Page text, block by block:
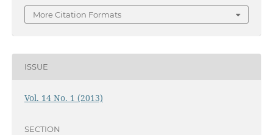
More Citation Formats
ISSUE
Vol. 14 No. 1 (2013)
SECTION